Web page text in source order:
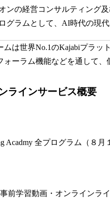
ンの経営コンサルティング
グラムとして、AI時代の現
ムは世界No.1のKajabiプラ
ォーラム機能などを通して
ラインサービス概要
全プログラム（８月
学習動画・オンラインライ